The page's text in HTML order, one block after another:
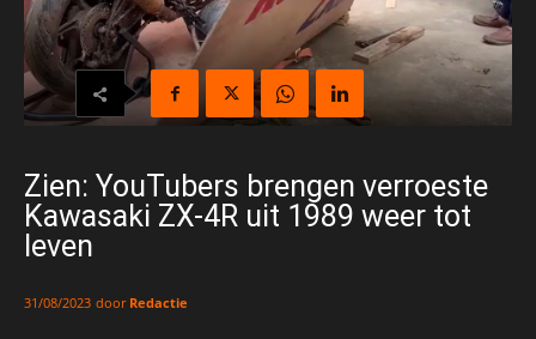
Zien: YouTubers brengen verroeste
Kawasaki ZX-4R uit 1989 weer tot
leven
31/08/2023 door Redactie